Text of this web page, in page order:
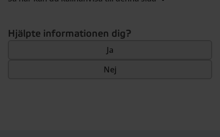
Hjälpte informationen dig?
Ja
Nej